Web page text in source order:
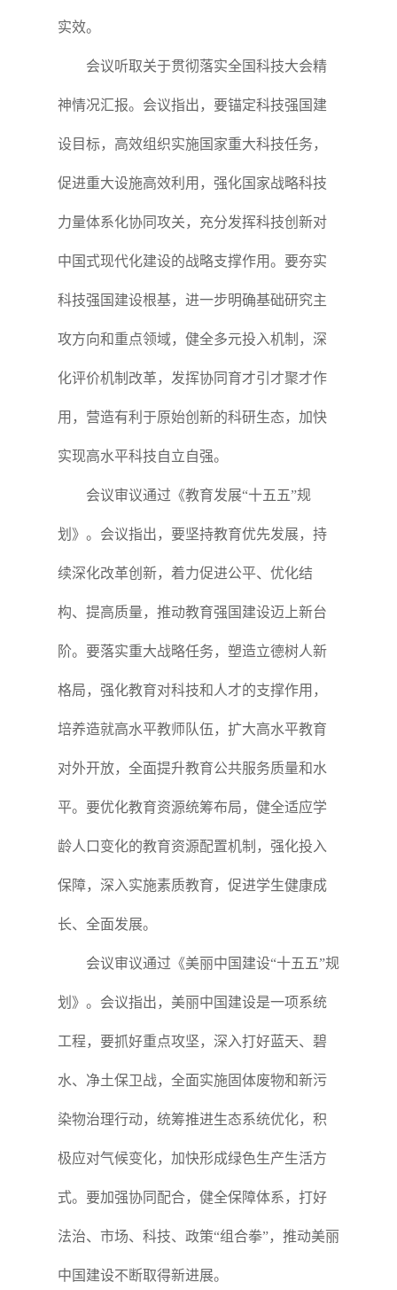
实效。
会议听取关于贯彻落实全国科技大会精
神情况汇报。会议指出，要锚定科技强国建
设目标，高效组织实施国家重大科技任务，
促进重大设施高效利用，强化国家战略科技
力量体系化协同攻关，充分发挥科技创新对
中国式现代化建设的战略支撑作用。要夯实
科技强国建设根基，进一步明确基础研究主
攻方向和重点领域，健全多元投入机制，深
化评价机制改革，发挥协同育才引才聚才作
用，营造有利于原始创新的科研生态，加快
实现高水平科技自立自强。
会议审议通过《教育发展“十五五”规
划》。会议指出，要坚持教育优先发展，持
续深化改革创新，着力促进公平、优化结
构、提高质量，推动教育强国建设迈上新台
阶。要落实重大战略任务，塑造立德树人新
格局，强化教育对科技和人才的支撑作用，
培养造就高水平教师队伍，扩大高水平教育
对外开放，全面提升教育公共服务质量和水
平。要优化教育资源统筹布局，健全适应学
龄人口变化的教育资源配置机制，强化投入
保障，深入实施素质教育，促进学生健康成
长、全面发展。
会议审议通过《美丽中国建设“十五五”规
划》。会议指出，美丽中国建设是一项系统
工程，要抓好重点攻坚，深入打好蓝天、碧
水、净土保卫战，全面实施固体废物和新污
染物治理行动，统筹推进生态系统优化，积
极应对气候变化，加快形成绿色生产生活方
式。要加强协同配合，健全保障体系，打好
法治、市场、科技、政策“组合拳”，推动美丽
中国建设不断取得新进展。